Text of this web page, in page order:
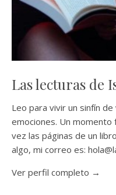
Las lecturas de
Leo para vivir un sinfín
emociones. Un
vez las páginas de un
algo, mi correo es:
Ver perfil completo →